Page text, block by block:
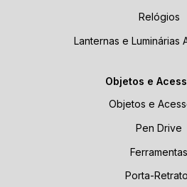
Relógios
Lanternas e Luminárias
Objetos e
Objetos e
Pen Drive
Ferramentas
Porta-